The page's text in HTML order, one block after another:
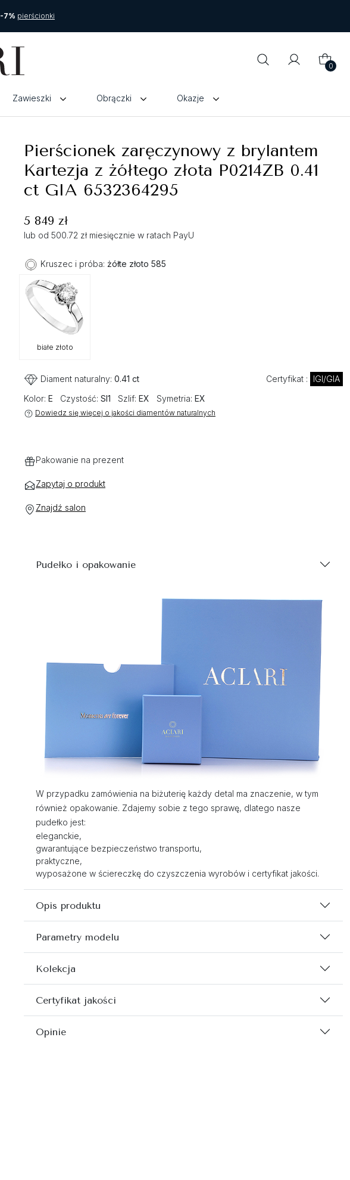
-7% pierścionki
0
Zawieszki Obrączki Okazje
Pierścionek zaręczynowy z brylantem
Kartezja z żółtego złota P0214ZB 0.41
ct GIA 6532364295
5 849 zł
lub od 500.72 zł miesięcznie w ratach PayU
Kruszec i próba: żółte złoto 585
białe złoto
Diament naturalny: 0.41 ct Certyfikat :
IGI/GIA
Kolor: E Czystość: SI1 Szlif: EX Symetria: EX
Dowiedz się więcej o jakości diamentów naturalnych
Pakowanie na prezent
Zapytaj o produkt
Znajdź salon
Pudełko i opakowanie
W przypadku zamówienia na biżuterię każdy detal ma znaczenie, w tym
również opakowanie. Zdajemy sobie z tego sprawę, dlatego nasze
pudełko jest:
eleganckie,
gwarantujące bezpieczeństwo transportu,
praktyczne,
wyposażone w ściereczkę do czyszczenia wyrobów i certyfikat jakości.
Opis produktu
Parametry modelu
Kolekcja
Certyfikat jakości
Opinie